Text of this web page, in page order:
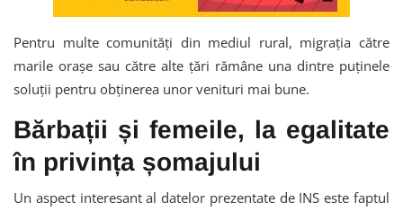
Pentru multe comunități din mediul rural, migrația către
marile orașe sau către alte țări rămâne una dintre puținele
soluții pentru obținerea unor venituri mai bune.
Bărbații și femeile, la egalitate
în privința șomajului
Un aspect interesant al datelor prezentate de INS este faptul